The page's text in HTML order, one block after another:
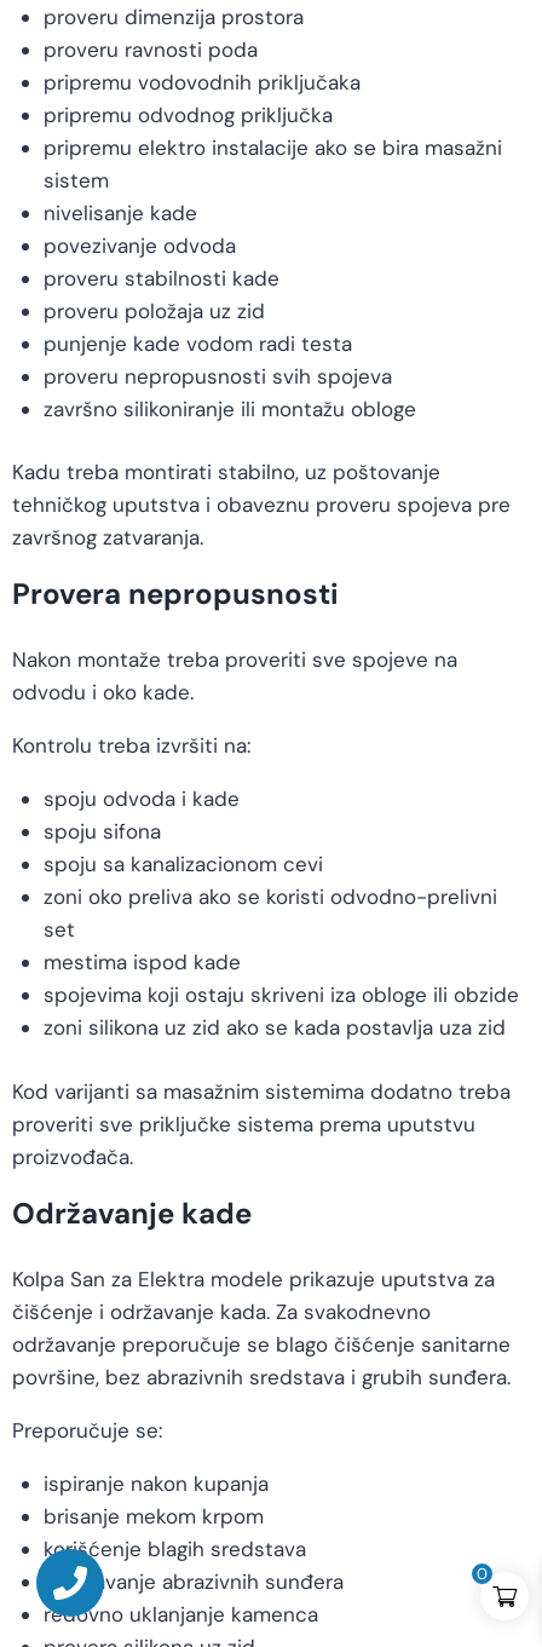
0
proveru dimenzija prostora
proveru ravnosti poda
pripremu vodovodnih priključaka
pripremu odvodnog priključka
pripremu elektro instalacije ako se bira masažni
sistem
nivelisanje kade
povezivanje odvoda
proveru stabilnosti kade
proveru položaja uz zid
punjenje kade vodom radi testa
proveru nepropusnosti svih spojeva
završno silikoniranje ili montažu obloge
Kadu treba montirati stabilno, uz poštovanje
tehničkog uputstva i obaveznu proveru spojeva pre
završnog zatvaranja.
Provera nepropusnosti
Nakon montaže treba proveriti sve spojeve na
odvodu i oko kade.
Kontrolu treba izvršiti na:
spoju odvoda i kade
spoju sifona
spoju sa kanalizacionom cevi
zoni oko preliva ako se koristi odvodno-prelivni
set
mestima ispod kade
spojevima koji ostaju skriveni iza obloge ili obzide
zoni silikona uz zid ako se kada postavlja uza zid
Kod varijanti sa masažnim sistemima dodatno treba
proveriti sve priključke sistema prema uputstvu
proizvođača.
Održavanje kade
Kolpa San za Elektra modele prikazuje uputstva za
čišćenje i održavanje kada. Za svakodnevno
održavanje preporučuje se blago čišćenje sanitarne
površine, bez abrazivnih sredstava i grubih sunđera.
Preporučuje se:
ispiranje nakon kupanja
brisanje mekom krpom
korišćenje blagih sredstava
izbegavanje abrazivnih sunđera
redovno uklanjanje kamenca